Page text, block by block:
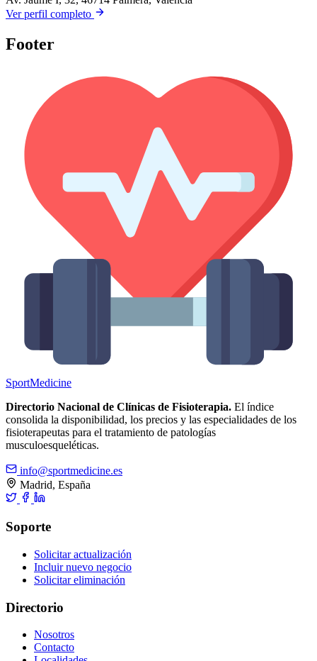
Ver perfil completo
Footer
SportMedicine
Directorio Nacional de Clínicas de Fisioterapia. El índice
consolida la disponibilidad, los precios y las especialidades de los
fisioterapeutas para el tratamiento de patologías
musculoesqueléticas.
info@sportmedicine.es
Madrid, España
Soporte
Solicitar actualización
Incluir nuevo negocio
Solicitar eliminación
Directorio
Nosotros
Contacto